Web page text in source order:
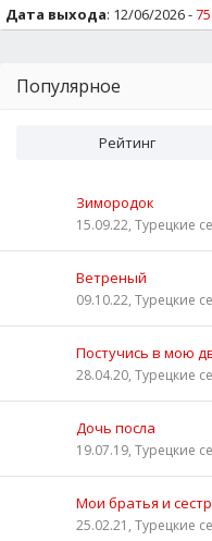
Дата выхода: 12/06/2026 -
Популярное
Рейтинг
Зимородок
15.09.22, Турецкие
Ветреный
09.10.22, Турецкие
Постучись в мою
28.04.20, Турецкие
Дочь посла
19.07.19, Турецкие
Мои братья и
25.02.21, Турецкие